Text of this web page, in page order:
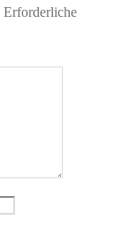
Erforderliche